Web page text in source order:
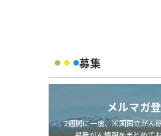
募集
メルマガ
2週間に一度、米国国立がん